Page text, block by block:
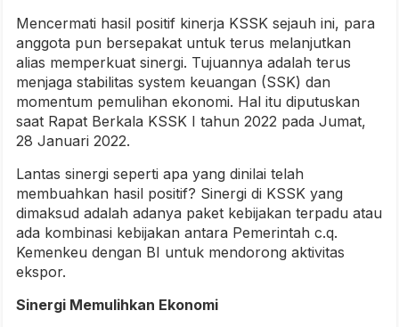
Mencermati hasil positif kinerja KSSK sejauh ini, para
anggota pun bersepakat untuk terus melanjutkan
alias memperkuat sinergi. Tujuannya adalah terus
menjaga stabilitas system keuangan (SSK) dan
momentum pemulihan ekonomi. Hal itu diputuskan
saat Rapat Berkala KSSK I tahun 2022 pada Jumat,
28 Januari 2022.
Lantas sinergi seperti apa yang dinilai telah
membuahkan hasil positif? Sinergi di KSSK yang
dimaksud adalah adanya paket kebijakan terpadu atau
ada kombinasi kebijakan antara Pemerintah c.q.
Kemenkeu dengan BI untuk mendorong aktivitas
ekspor.
Sinergi Memulihkan Ekonomi